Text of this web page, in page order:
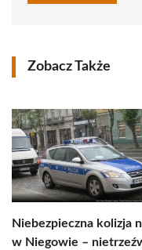
Zobacz Także
Niebezpieczna kolizja
w Niegowie –